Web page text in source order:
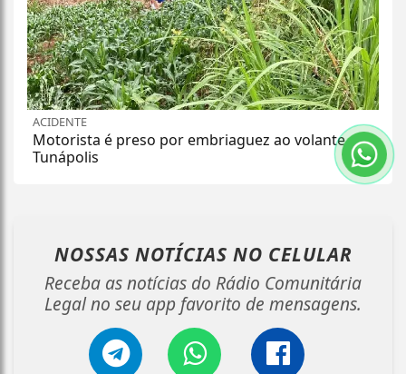
ACIDENTE
Motorista é preso por embriaguez ao volante em
Tunápolis
NOSSAS NOTÍCIAS NO CELULAR
Receba as notícias do Rádio Comunitária
Legal no seu app favorito de mensagens.